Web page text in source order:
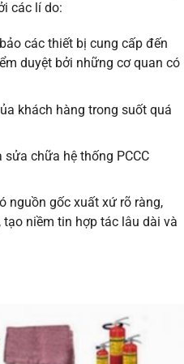
các lí do:
các thiết bị cung cấp đến
duyệt bởi những cơ quan có
khách hàng trong suốt quá
chữa hệ thống PCCC
nguồn gốc xuất xứ rõ ràng,
niềm tin hợp tác lâu dài và